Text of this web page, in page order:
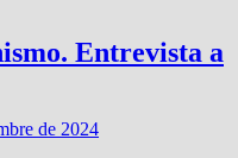
Entrevista a
de 2024